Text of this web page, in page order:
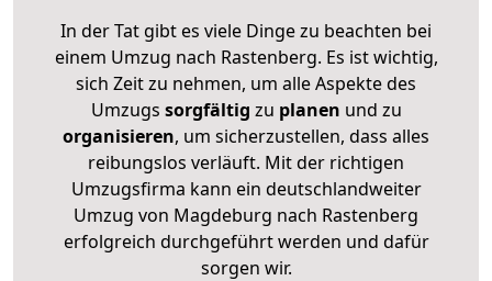
In der Tat gibt es viele Dinge zu beachten bei
einem Umzug nach Rastenberg. Es ist wichtig,
sich Zeit zu nehmen, um alle Aspekte des
Umzugs sorgfältig zu planen und zu
organisieren, um sicherzustellen, dass alles
reibungslos verläuft. Mit der richtigen
Umzugsfirma kann ein deutschlandweiter
Umzug von Magdeburg nach Rastenberg
erfolgreich durchgeführt werden und dafür
sorgen wir.